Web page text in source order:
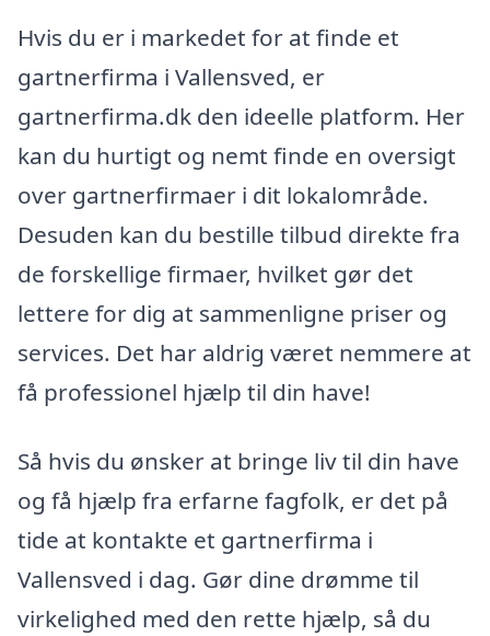
Hvis du er i markedet for at finde et
gartnerfirma i Vallensved, er
gartnerfirma.dk den ideelle platform. Her
kan du hurtigt og nemt finde en oversigt
over gartnerfirmaer i dit lokalområde.
Desuden kan du bestille tilbud direkte fra
de forskellige firmaer, hvilket gør det
lettere for dig at sammenligne priser og
services. Det har aldrig været nemmere at
få professionel hjælp til din have!
Så hvis du ønsker at bringe liv til din have
og få hjælp fra erfarne fagfolk, er det på
tide at kontakte et gartnerfirma i
Vallensved i dag. Gør dine drømme til
virkelighed med den rette hjælp, så du